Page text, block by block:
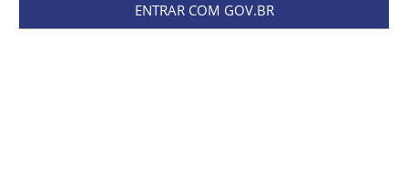
ENTRAR COM GOV.BR